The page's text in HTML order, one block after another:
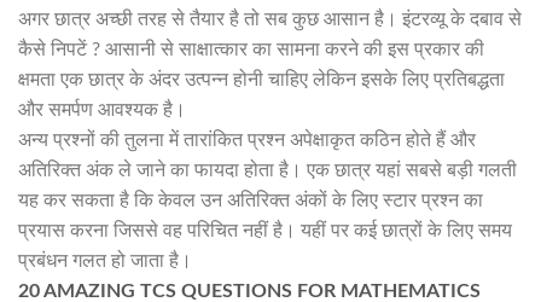
अगर छात्र अच्छी तरह से तैयार है तो सब कुछ आसान है। इंटरव्यू के दबाव से
कैसे निपटें ? आसानी से साक्षात्कार का सामना करने की इस प्रकार की
क्षमता एक छात्र के अंदर उत्पन्न होनी चाहिए लेकिन इसके लिए प्रतिबद्धता
और समर्पण आवश्यक है।
अन्य प्रश्नों की तुलना में तारांकित प्रश्न अपेक्षाकृत कठिन होते हैं और
अतिरिक्त अंक ले जाने का फायदा होता है। एक छात्र यहां सबसे बड़ी गलती
यह कर सकता है कि केवल उन अतिरिक्त अंकों के लिए स्टार प्रश्न का
प्रयास करना जिससे वह परिचित नहीं है। यहीं पर कई छात्रों के लिए समय
प्रबंधन गलत हो जाता है।
20 AMAZING TCS QUESTIONS FOR MATHEMATICS